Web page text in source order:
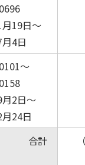
19日～
4日
～
2日～
24日
合計